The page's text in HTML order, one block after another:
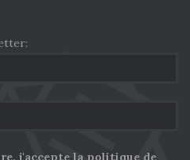
j'accepte la politique de